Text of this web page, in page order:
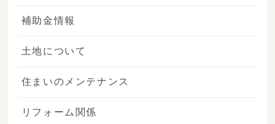
補助金情報
土地について
住まいのメンテナンス
リフォーム関係